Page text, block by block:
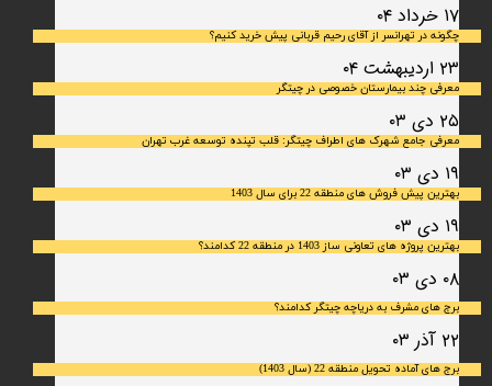
۱۷ خرداد ۰۴
چگونه در تهرانسر از آقای رحیم قربانی پیش خرید کنیم؟
۲۳ اردیبهشت ۰۴
معرفی چند بیمارستان خصوصی در چیتگر
۲۵ دی ۰۳
معرفی جامع شهرک‌ های اطراف چیتگر: قلب تپنده توسعه غرب تهران
۱۹ دی ۰۳
بهترین پیش فروش های منطقه 22 برای سال 1403
۱۹ دی ۰۳
بهترین پروژه های تعاونی ساز 1403 در منطقه 22 کدامند؟
۰۸ دی ۰۳
برج های مشرف به دریاچه چیتگر کدامند؟
۲۲ آذر ۰۳
برج های آماده تحویل منطقه 22 (سال 1403)